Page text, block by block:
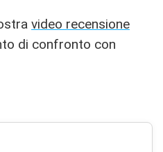
video recensione
di confronto con